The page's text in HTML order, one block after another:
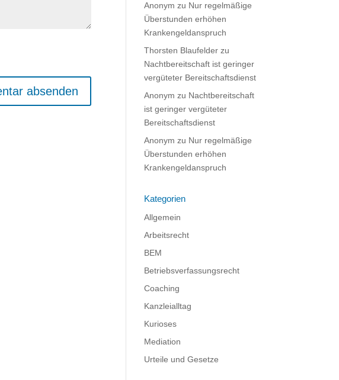
Anonym zu Nur regelmäßige
Überstunden erhöhen
Krankengeldanspruch
Thorsten Blaufelder zu
Nachtbereitschaft ist geringer
vergüteter Bereitschaftsdienst
Anonym zu Nachtbereitschaft
ist geringer vergüteter
Bereitschaftsdienst
Anonym zu Nur regelmäßige
Überstunden erhöhen
Krankengeldanspruch
Kategorien
Allgemein
Arbeitsrecht
BEM
Betriebsverfassungsrecht
Coaching
Kanzleialltag
Kurioses
Mediation
Urteile und Gesetze